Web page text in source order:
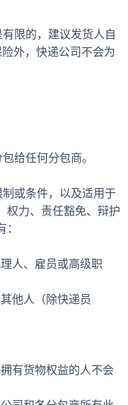
限的，建议发货人自
外，快递公司不会为
给任何分包商。
或条件，以及适用于
权力、责任豁免、辩护
人、雇员或高级职
他人（除快递员
有货物权益的人不会